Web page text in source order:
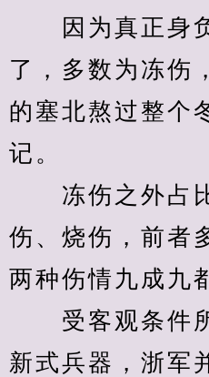
因为真正身负
了，多数为冻伤
的塞北熬过整个
记。
冻伤之外占比
伤、烧伤，前者
两种伤情九成九
受客观条件所
新式兵器，浙军